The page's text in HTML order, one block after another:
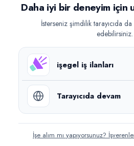
Daha iyi bir deneyim için
İsterseniz şimdilik tarayıcıda
edebilirsiniz.
işegel iş ilanları
Tarayıcıda devam
İşe alım mı yapıyorsunuz?